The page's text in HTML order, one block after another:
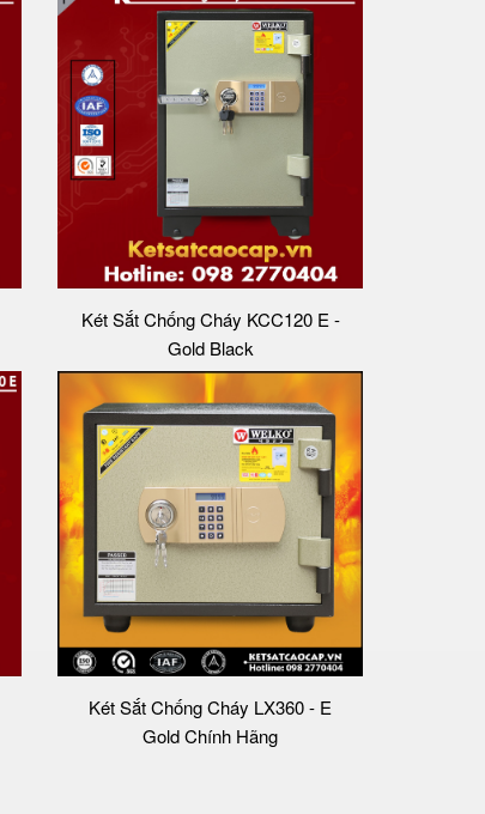
Két Sắt Chống Cháy KCC120 E -
Gold Black
Két Sắt Chống Cháy LX360 - E
Gold Chính Hãng